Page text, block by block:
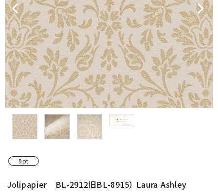
カルトナージュLeather用
金具・パーツ類
フルキット
Jolipapier
デコレーション材料
道具類
基本材料
9pt
Jolipapier BL-2912旧BL-8915） Laura Ashley